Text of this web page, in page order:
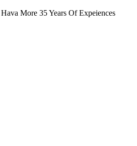
More 35 Years Of Expeiences